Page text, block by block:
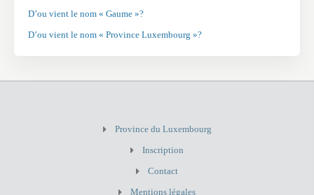
D’ou vient le nom « Gaume »?
D’ou vient le nom « Province Luxembourg »?
Province du Luxembourg
Inscription
Contact
Mentions légales